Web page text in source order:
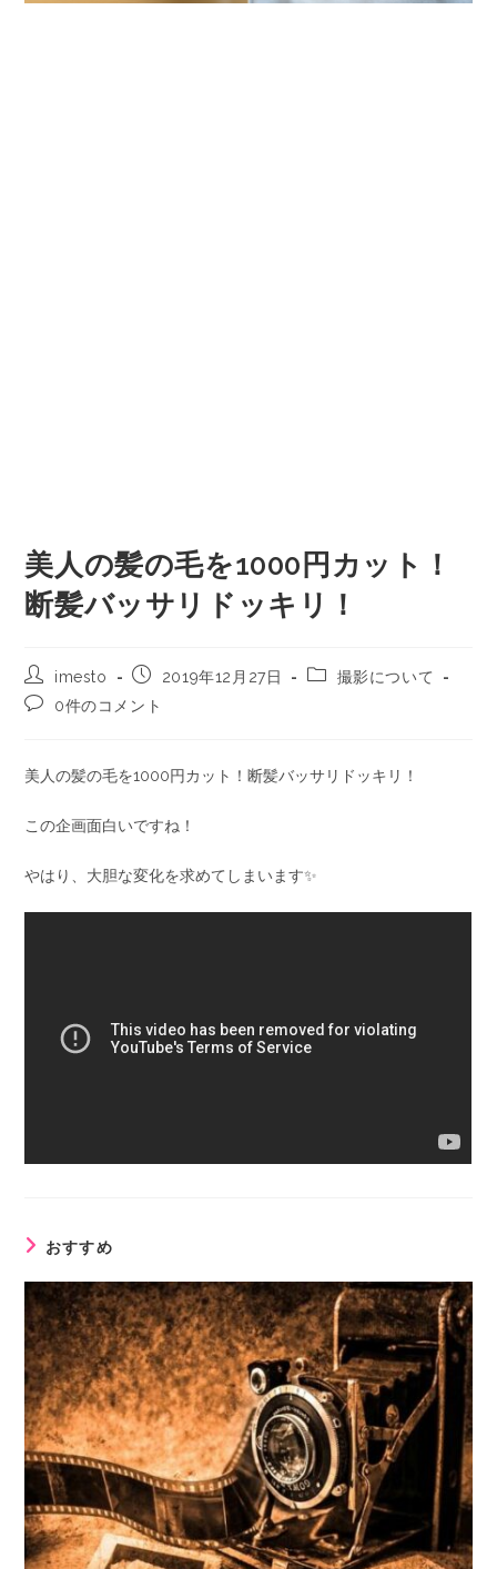
美人の髪の毛を1000円カット！
断髪バッサリドッキリ！
imesto 2019年12月27日
撮影について
0件のコメント
美人の髪の毛を1000円カット！断髪バッサリドッキリ！
この企画面白いですね！
やはり、大胆な変化を求めてしまいます✨
おすすめ